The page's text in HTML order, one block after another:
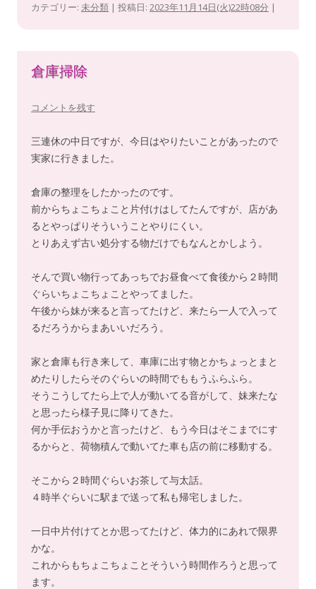
カテゴリー: 未分類 | 投稿日: 2023年11月14日(火)22時08分 |
倉庫掃除
コメントを残す
三連休の中日ですが、今日はやりたいことがあったので
実家に行きました。
倉庫の整理をしたかったのです。
前からちょこちょこと片付けはしてたんですが、店があ
るとやっぱりそういうことやりにくい。
とりあえず古い処分する物だけでもなんとかしよう。
そんで買い物行ってあっちでお昼食べて食後から２時間
ぐらいちょこちょことやってました。
午後から妹が来ると言ってたけど、来たら一人で入って
るだろうからまあいいだろう。
家と倉庫も行き来して、車庫に出す物とかちょっとまと
めたりしたらそのぐらいの時間でももうふらふら。
そうこうしてたら上で人が動いてる音がして、妹来たな
と思ったら様子見に降りてきた。
何か手伝おうかと言ったけど、もう今日はそこまでにす
るからと、荷物積んで動いてた車も店の前に移動する。
そこから２時間ぐらいお茶して与太話。
４時半ぐらいに駅まで送って私も帰宅しました。
一日中片付けてとか思ってたけど、体力的にあれで限界
かな。
これからもちょこちょことそういう時間作ろうと思って
ます。